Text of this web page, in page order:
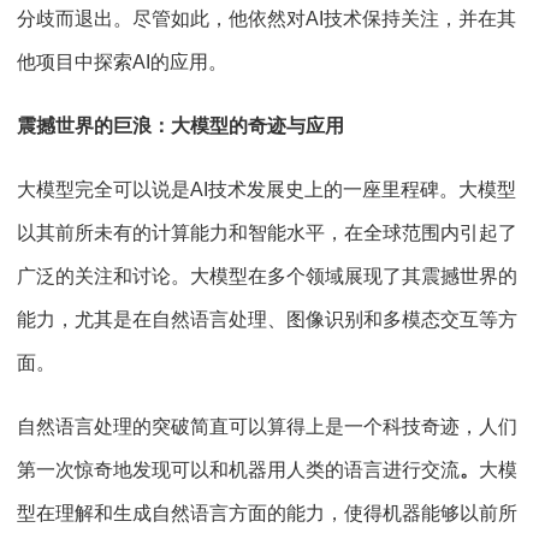
分歧而退出。尽管如此，他依然对AI 技术保持关注，并在其
他项目中探索AI 的应用。
震撼世界的巨浪：大模型的奇迹与应用
大模型完全可以说是AI 技术发展史上的一座里程碑。大模型
以其前所未有的计算能力和智能水平，在全球范围内引起了
广泛的关注和讨论。大模型在多个领域展现了其震撼世界的
能力，尤其是在自然语言处理、图像识别和多模态交互等方
面。
自然语言处理的突破简直可以算得上是一个科技奇迹，人们
第一次惊奇地发现可以和机器用人类的语言进行交流。 大模
型在理解和生成自然语言方面的能力，使得机器能够以前所